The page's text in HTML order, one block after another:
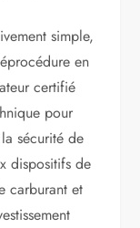
simple,
en
certifié
pour
sécurité de
dispositifs de
carburant et